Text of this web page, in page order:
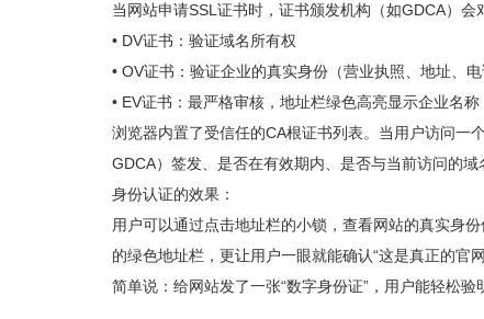
当网站申请SSL证书时，证书颁发机构（如GDCA）会
• DV证书：验证域名所有权
• OV证书：验证企业的真实身份（营业执照、地址、电
• EV证书：最严格审核，地址栏绿色高亮显示企业名称
浏览器内置了受信任的CA根证书列表。当用户访问一
GDCA）签发、是否在有效期内、是否与当前访问的域
身份认证的效果：
用户可以通过点击地址栏的小锁，查看网站的真实身
的绿色地址栏，更让用户一眼就能确认“这是真正的官网
简单说：给网站发了一张“数字身份证”，用户能轻松验